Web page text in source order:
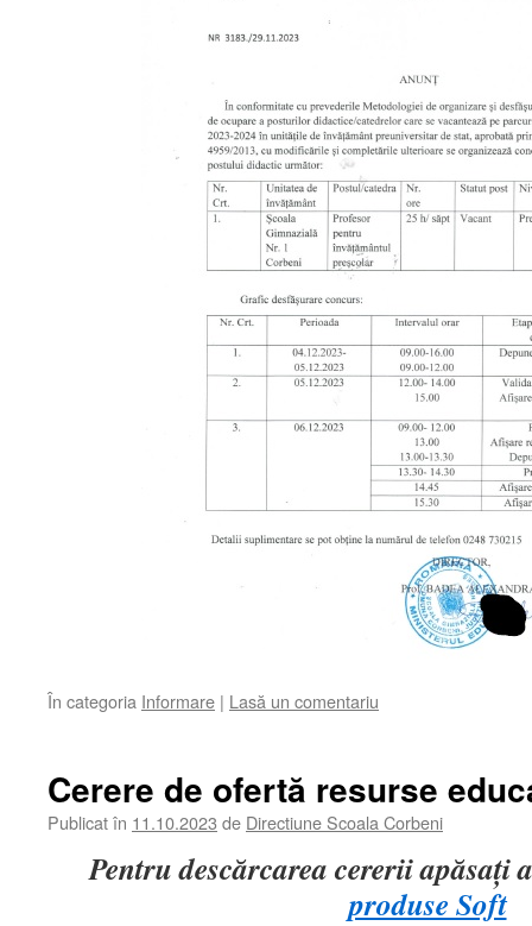
În categoria Informare | Lasă un comentariu
Cerere de ofertă resurse
Publicat în 11.10.2023 de Directiune Scoala Corbeni
Pentru descărcarea cererii apăsați
produse Soft